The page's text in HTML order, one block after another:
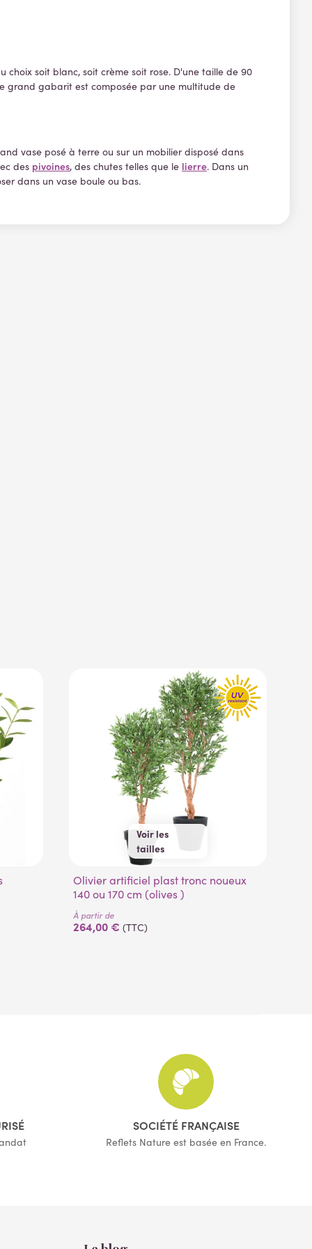
soit blanc, soit crème soit rose. D'une taille de 90
grand gabarit est composée par une multitude de
vase posé à terre ou sur un mobilier disposé dans
des pivoines, des chutes telles que le lierre. Dans un
dans un vase boule ou bas.
Voir les
tailles
140 cm
Olivier artificiel plast tronc noueux
140 ou 170 cm (olives )
À partir de
264,00 € (TTC)
SOCIÉTÉ FRANÇAISE
Reflets Nature est basée en France.